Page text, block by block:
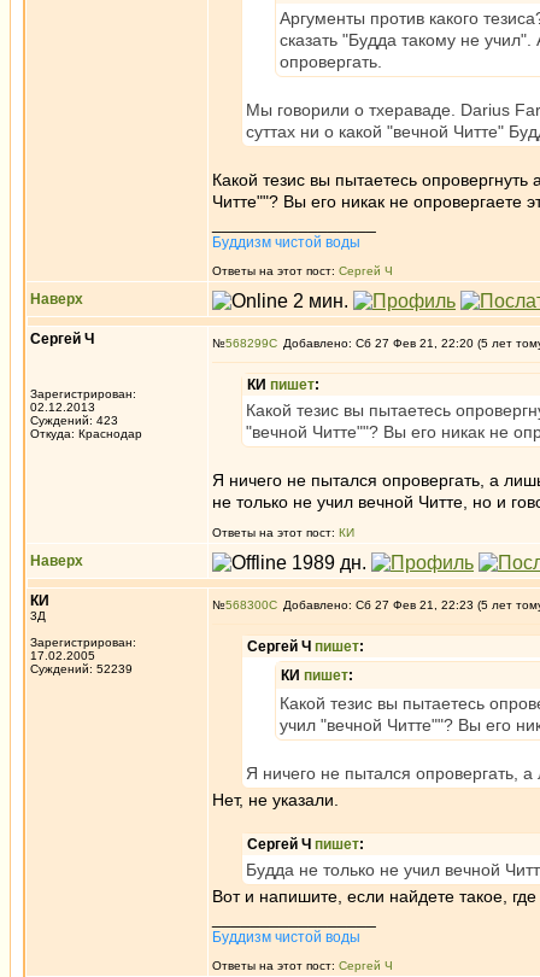
Аргументы против какого
сказать "Будда такому не
опровергать.
Мы говорили о тхераваде. Darius
суттах ни о какой "вечной Читте"
Какой тезис вы пытаетесь
Читте""? Вы его никак не опровергаете
Буддизм чистой воды
Ответы на этот пост: Сергей Ч
Наверх
Сергей Ч
Зарегистрирован:
02.12.2013
Суждений: 423
Откуда: Краснодар
№568299 Добавлено: Сб 27 Фев 21, 22:20 (5 лет
КИ пишет:
Какой тезис вы пытаетесь
"вечной Читте""? Вы его никак не
Я ничего не пытался опровергать, а
не только не учил вечной Читте, но и
Ответы на этот пост: КИ
Наверх
КИ
3Д
Зарегистрирован:
17.02.2005
Суждений: 52239
№568300 Добавлено: Сб 27 Фев 21, 22:23 (5 лет
Сергей Ч пишет:
КИ пишет:
Какой тезис вы пытаетесь
учил "вечной Читте""? Вы его
Я ничего не пытался опровергать,
Нет, не указали.
Сергей Ч пишет:
Будда не только не учил вечной
Вот и напишите, если найдете такое,
Буддизм чистой воды
Ответы на этот пост: Сергей Ч